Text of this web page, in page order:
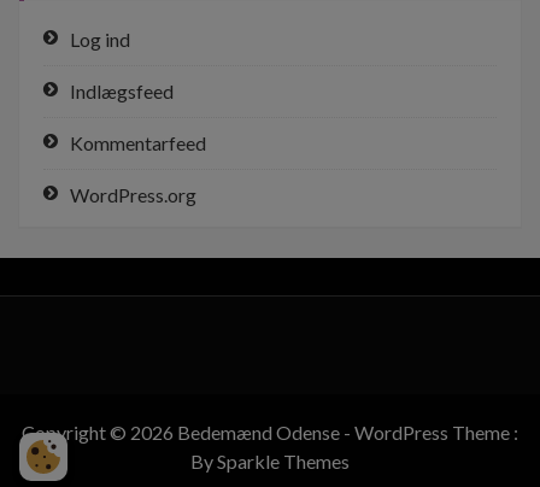
Log ind
Indlægsfeed
Kommentarfeed
WordPress.org
Copyright © 2026 Bedemænd Odense - WordPress Theme :
BySparkle Themes